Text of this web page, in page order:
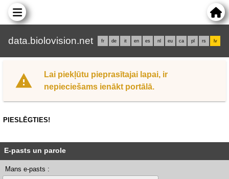
data.biolovision.net fr de it en es nl eu ca pl rs lv
Lai piekļūtu pieprasītajai lapai, ir
nepieciešams ienākt portālā.
PIESLĒGTIES!
E-pasts un parole
Mans e-pasts :